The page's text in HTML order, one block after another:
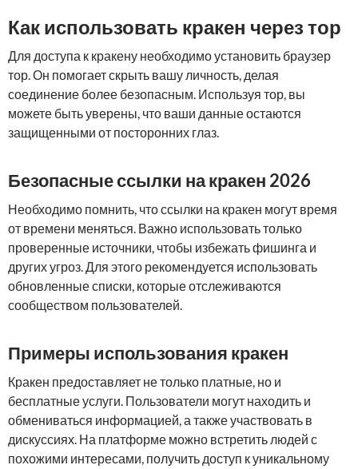
Как использовать кракен через тор
Для доступа к кракену необходимо установить браузер
тор. Он помогает скрыть вашу личность, делая
соединение более безопасным. Используя тор, вы
можете быть уверены, что ваши данные остаются
защищенными от посторонних глаз.
Безопасные ссылки на кракен 2026
Необходимо помнить, что ссылки на кракен могут время
от времени меняться. Важно использовать только
проверенные источники, чтобы избежать фишинга и
других угроз. Для этого рекомендуется использовать
обновленные списки, которые отслеживаются
сообществом пользователей.
Примеры использования кракен
Кракен предоставляет не только платные, но и
бесплатные услуги. Пользователи могут находить и
обмениваться информацией, а также участвовать в
дискуссиях. На платформе можно встретить людей с
похожими интересами, получить доступ к уникальному